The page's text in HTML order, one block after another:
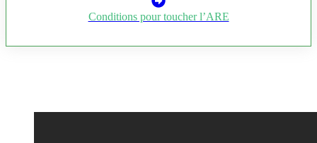
Conditions pour toucher l’ARE